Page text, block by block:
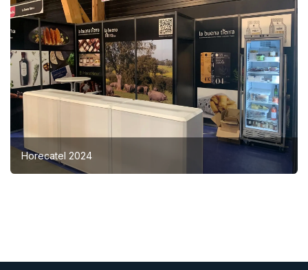
Horecatel 2024